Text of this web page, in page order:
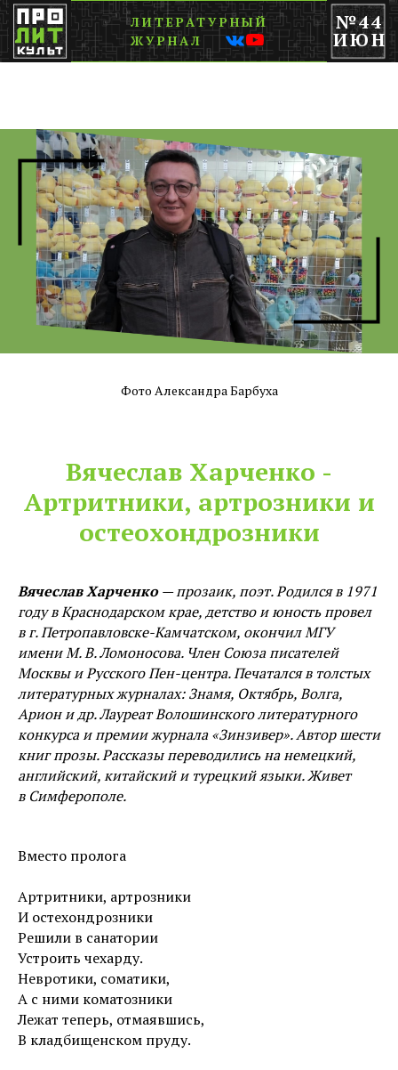
ЛИТЕРАТУРНЫЙ
ЖУРНАЛ
№44
ИЮН
Фото Александра Барбуха
Вячеслав Харченко -
Артритники, артрозники и
остеохондрозники
Вячеслав Харченко— прозаик, поэт. Родился в 1971
году в Краснодарском крае, детство и юность провел
в г. Петропавловске-Камчатском, окончил МГУ
имени М. В. Ломоносова. Член Союза писателей
Москвы и Русского Пен-центра. Печатался в толстых
литературных журналах: Знамя, Октябрь, Волга,
Арион и др. Лауреат Волошинского литературного
конкурса и премии журнала «Зинзивер». Автор шести
книг прозы. Рассказы переводились на немецкий,
английский, китайский и турецкий языки. Живет
в Симферополе.
Вместо пролога
Артритники, артрозники
И остехондрозники
Решили в санатории
Устроить чехарду.
Невротики, соматики,
А с ними коматозники
Лежат теперь, отмаявшись,
В кладбищенском пруду.